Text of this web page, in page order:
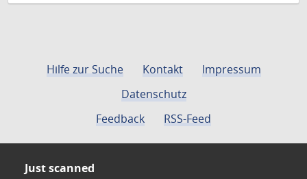
Hilfe zur Suche Kontakt
Impressum
Datenschutz
Feedback
RSS-Feed
Just scanned